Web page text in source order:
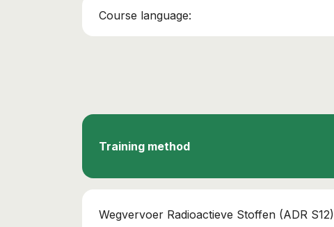
Course language:
Training method
Wegvervoer Radioactieve Stoffen (ADR S12)